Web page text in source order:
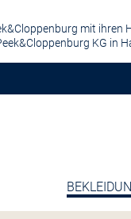
mit
KG in